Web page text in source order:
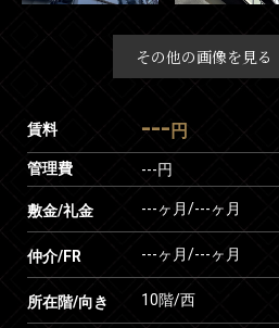
その他の画像を見る
賃料 --- 円
管理費 ---円
敷金/礼金 ---ヶ月/---ヶ月
仲介/FR ---ヶ月/---ヶ月
所在階/向き 10階/西